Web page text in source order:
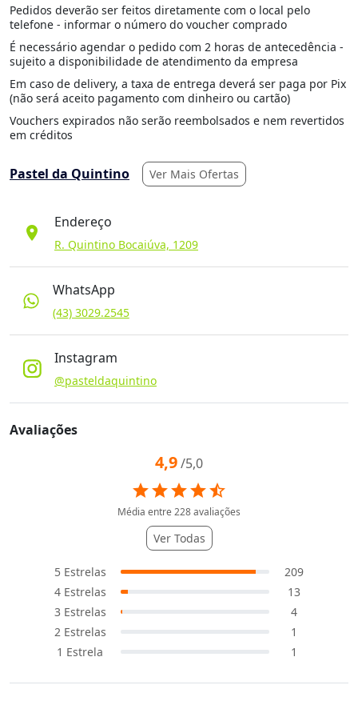
Pedidos deverão ser feitos diretamente com o local pelo
telefone - informar o número do voucher comprado
É necessário agendar o pedido com 2 horas de antecedência -
sujeito a disponibilidade de atendimento da empresa
Em caso de delivery, a taxa de entrega deverá ser paga por Pix
(não será aceito pagamento com dinheiro ou cartão)
Vouchers expirados não serão reembolsados e nem revertidos
em créditos
Pastel da Quintino Ver Mais Ofertas
location_on
Endereço
R. Quintino Bocaiúva, 1209
WhatsApp
(43) 3029.2545
Instagram
@pasteldaquintino
Avaliações
4,9/5,0
starstarstarstarstar_half
Média entre 228avaliações
Ver Todas
5 Estrelas
209
4 Estrelas
13
3 Estrelas
4
2 Estrelas
1
1 Estrela 1